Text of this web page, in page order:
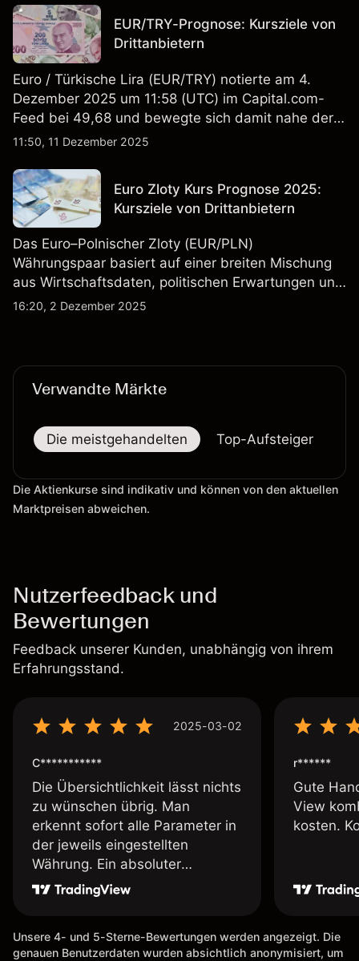
EUR/TRY-Prognose: Kursziele von
Drittanbietern
Euro / Türkische Lira (EUR/TRY) notierte am 4.
Dezember 2025 um 11:58 (UTC) im Capital.com-
Feed bei 49,68 und bewegte sich damit nahe der
Obergrenze seiner Intraday-Spanne zwischen
Vergangenheit ist kein verlässlicher Indikator für
zukünftige Ergebnisse.
11:50, 11 Dezember 2025
Euro Zloty Kurs Prognose 2025:
Kursziele von Drittanbietern
Das Euro–Polnischer Zloty (EUR/PLN)
Währungspaar basiert auf einer breiten Mischung
aus Wirtschaftsdaten, politischen Erwartungen und
sich wandelnden Marktbedingungen, was es zu
16:20, 2 Dezember 2025
Verwandte Märkte
Die meistgehandelten Top-Aufsteiger
Die Aktienkurse sind indikativ und können von den aktuellen
Marktpreisen abweichen.
Nutzerfeedback und
Bewertungen
Feedback unserer Kunden, unabhängig von ihrem
Erfahrungsstand.
2025-03-02
C***********
Die Übersichtlichkeit lässt nichts
zu wünschen übrig. Man
erkennt sofort alle Parameter in
der jeweils eingestellten
Währung. Ein absoluter
Pluspunkt an dieser Stelle.
r******
Gute
View
kosten.
Unsere 4- und 5-Sterne-Bewertungen werden angezeigt. Die
genauen Benutzerdaten wurden absichtlich anonymisiert, um